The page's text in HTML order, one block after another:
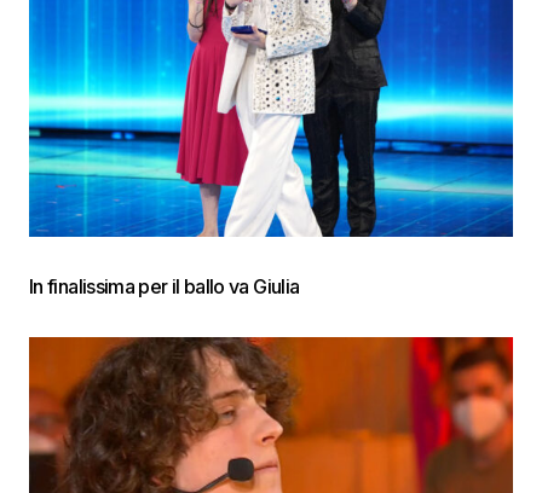
In finalissima per il ballo va Giulia